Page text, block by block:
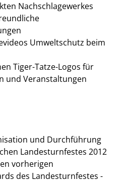
Nachschlagewerkes
Umweltschutz beim
Tiger-Tatze-Logos für
und Veranstaltungen
und Durchführung
Landesturnfestes 2012
vorherigen
des Landesturnfestes -